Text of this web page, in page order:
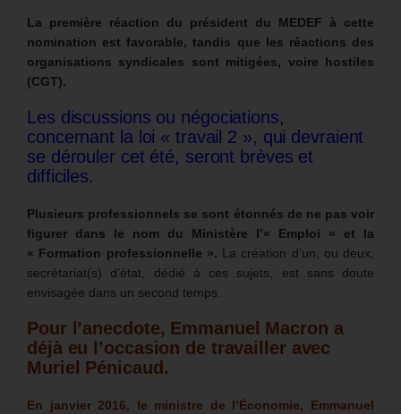
La première réaction du président du MEDEF à cette
nomination est favorable, tandis que les réactions des
organisations syndicales sont mitigées, voire hostiles
(CGT).
Les discussions ou négociations,
concernant la loi « travail 2 », qui devraient
se dérouler cet été, seront brèves et
difficiles.
Plusieurs professionnels se sont étonnés de ne pas voir
figurer dans le nom du Ministère l’« Emploi » et la
« Formation professionnelle ». La création d’un, ou deux,
secrétariat(s) d’état, dédié à ces sujets, est sans doute
envisagée dans un second temps.
Pour l’anecdote, Emmanuel Macron a
déjà eu l’occasion de travailler avec
Muriel Pénicaud.
En janvier 2016, le ministre de l’Économie, Emmanuel